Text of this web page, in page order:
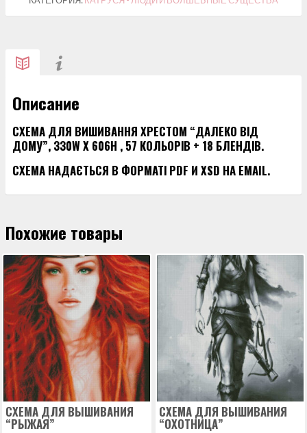
ДЛЯ
Описание
СХЕМА ДЛЯ ВИШИВАННЯ ХРЕСТОМ “ДАЛЕКО ВІД
ДОМУ”, 330W X 606H , 57 КОЛЬОРІВ + 18 БЛЕНДІВ.
СХЕМА НАДАЄТЬСЯ В ФОРМАТІ PDF И XSD НА EMAIL.
Похожие товары
СХЕМА ДЛЯ ВЫШИВАНИЯ
“РЫЖАЯ”
СХЕМА ДЛЯ ВЫШИВАНИЯ
“ОХОТНИЦА”